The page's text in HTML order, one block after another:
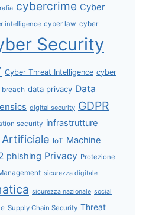
cybercrime Cyber
intelligence cyber law cyber
Security
Cyber Threat Intelligence cyber
breach data privacy Data
digital security GDPR
security infrastrutture
IoT Machine
phishing Privacy Protezione
sicurezza digitale
sicurezza nazionale social
Supply Chain Security Threat